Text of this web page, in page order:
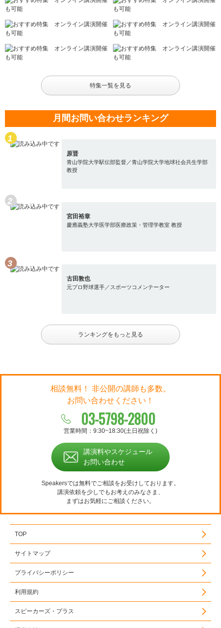
特集一覧を見る
月間お問い合わせランキング
原晋
青山学院大学駅伝部監督／青山学院大学地球社会共生学部
教授
宮田裕章
慶應義塾大学医学部医療政策・管理学教室 教授
古田敦也
元プロ野球選手／スポーツコメンテーター
ランキングをもっと見る
相談無料！ 非公開の講師も多数。
お問い合わせください！
03-5798-2800
営業時間：9:30~18:30(土日祝除く)
講演料やスケジュール
お問い合わせ
Speakersでは無料でご相談をお受けしております。
講演依頼を少しでもお考えのみなさま、
まずはお気軽にご相談ください。
TOP
サイトマップ
プライバシーポリシー
利用規約
スピーカーズ・プラス